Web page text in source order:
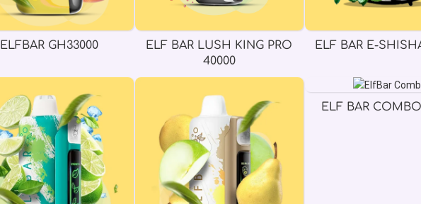
ELFBAR GH33000
ELF BAR LUSH KING PRO
40000
ELF BAR E-
ELF BAR